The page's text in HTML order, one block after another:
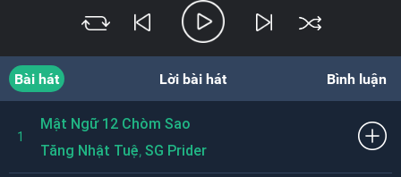
Bài hát Lời bài hát Bình luận
1
Mật Ngữ 12 Chòm Sao
Tăng Nhật Tuệ, SG Prider